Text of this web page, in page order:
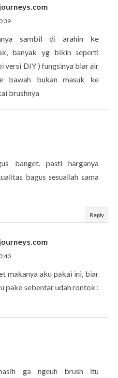
sambil di arahin ke
banyak yg bikin seperti
versi DIY ) fungsinya biar air
bawah bukan masuk ke
brushnya
banget. pasti harganya
bagus sesuailah sama
Reply
makanya aku pakai ini, biar
pake sebentar udah rontok :
ga ngeuh brush itu